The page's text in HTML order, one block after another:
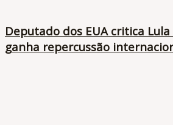
Deputado dos EUA critica
ganha repercussão